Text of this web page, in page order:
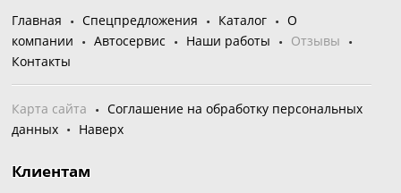
Главная Спецпредложения Каталог
О
компании
Автосервис Наши работы
Отзывы
Контакты
Карта сайта
Соглашение на обработку персональных
данных
Наверх
Клиентам